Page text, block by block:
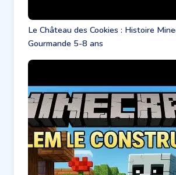
Le Château des Cookies : Histoire
Gourmande 5-8 ans